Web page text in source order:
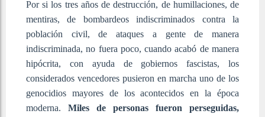
Por si los tres años de destrucción, de humillaciones, de
mentiras, de bombardeos indiscriminados contra la
población civil, de ataques a gente de manera
indiscriminada, no fuera poco, cuando acabó de manera
hipócrita, con ayuda de gobiernos fascistas, los
considerados vencedores pusieron en marcha uno de los
genocidios mayores de los acontecidos en la época
moderna. Miles de personas fueron perseguidas,